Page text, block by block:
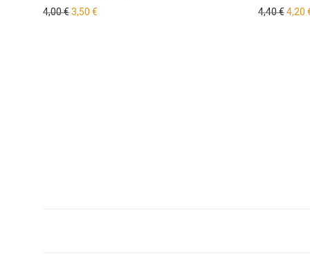
4,00€Original price was: 4,00 €.
3,50 € 4,40€4,20